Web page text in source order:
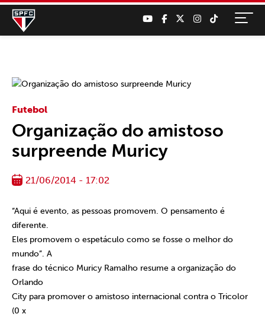
Futebol
Organização do amistoso
surpreende Muricy
21/06/2014 - 17:02
“Aqui é evento, as pessoas promovem. O pensamento é
diferente.
Eles promovem o espetáculo como se fosse o melhor do
mundo”. A
frase do técnico Muricy Ramalho resume a organização do
Orlando
City para promover o amistoso internacional contra o Tricolor
(0 x